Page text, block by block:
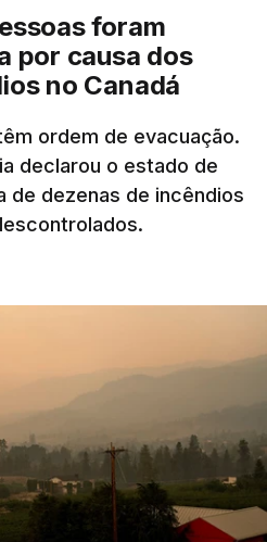
foram
por causa dos
no Canadá
ordem de evacuação.
declarou o estado de
de dezenas de incêndios